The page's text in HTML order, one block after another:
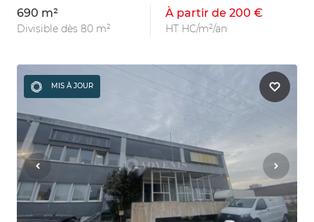
690 m²
Divisible dès 80 m²
À partir de 200 €
HT HC/m²/an
MIS À JOUR